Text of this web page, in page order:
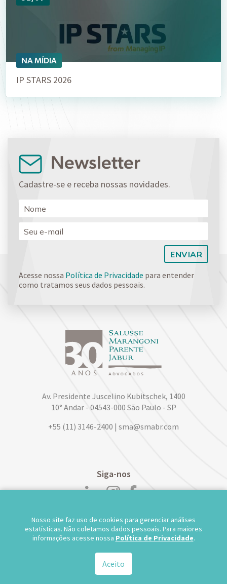
NA MÍDIA
IP STARS 2026
Newsletter
Cadastre-se e receba nossas novidades.
Acesse nossa Política de Privacidade para entender
como tratamos seus dados pessoais.
Av. Presidente Juscelino Kubitschek, 1400
10° Andar - 04543-000 São Paulo - SP
+55 (11) 3146-2400 | sma@smabr.com
Siga-nos
POLÍTICA DE PRIVACIDADE DE DADOS
Nosso site faz uso de cookies para gerenciar análises
estatísticas. Não coletamos dados pessoais. Para maiores
informações acesse nossa Política de Privacidade.
Aceito